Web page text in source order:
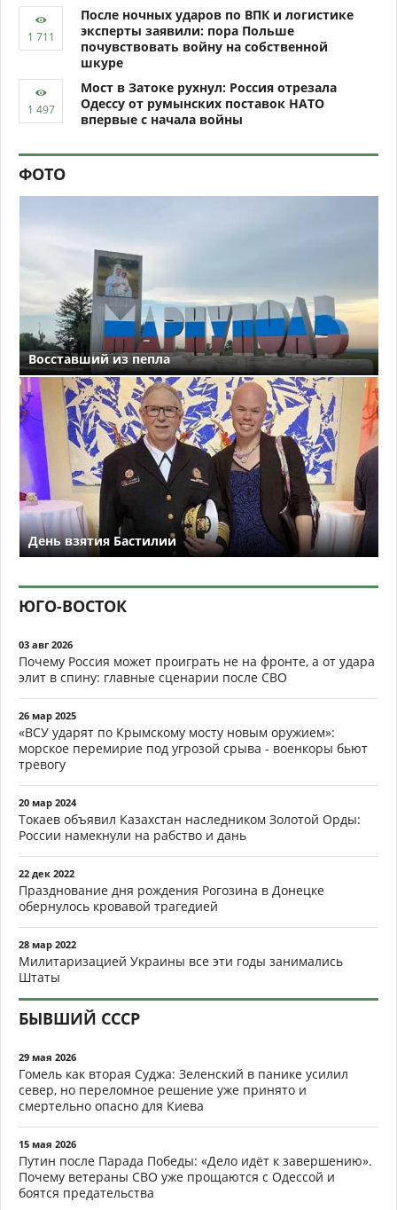
После ночных ударов по ВПК и логистике
эксперты заявили: пора Польше
почувствовать войну на собственной
шкуре
Мост в Затоке рухнул: Россия отрезала
Одессу от румынских поставок НАТО
впервые с начала войны
ФОТО
Восставший из пепла
День взятия Бастилии
ЮГО-ВОСТОК
03 авг 2026
Почему Россия может проиграть не на фронте, а от удара
элит в спину: главные сценарии после СВО
26 мар 2025
«ВСУ ударят по Крымскому мосту новым оружием»:
морское перемирие под угрозой срыва - военкоры бьют
тревогу
20 мар 2024
Токаев объявил Казахстан наследником Золотой Орды:
России намекнули на рабство и дань
22 дек 2022
Празднование дня рождения Рогозина в Донецке
обернулось кровавой трагедией
28 мар 2022
Милитаризацией Украины все эти годы занимались
Штаты
БЫВШИЙ СССР
29 мая 2026
Гомель как вторая Суджа: Зеленский в панике усилил
север, но переломное решение уже принято и
смертельно опасно для Киева
15 мая 2026
Путин после Парада Победы: «Дело идёт к завершению».
Почему ветераны СВО уже прощаются с Одессой и
боятся предательства